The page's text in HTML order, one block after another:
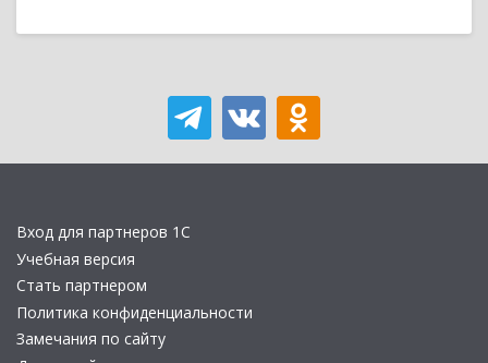
Вход для партнеров 1С
Учебная версия
Стать партнером
Политика конфиденциальности
Замечания по сайту